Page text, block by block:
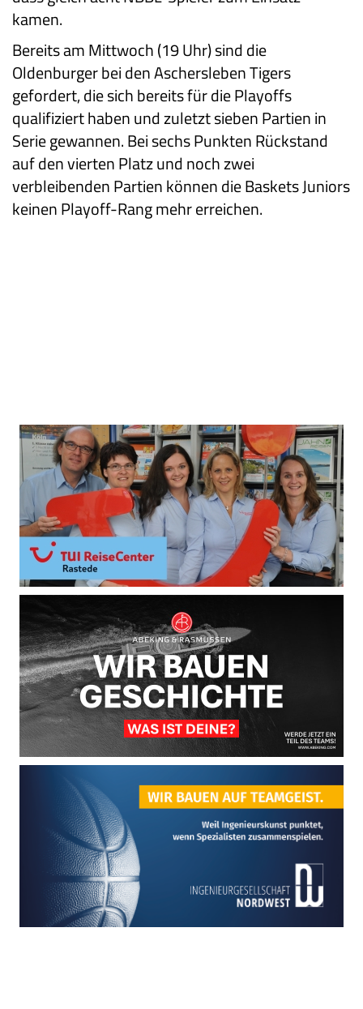
kamen.
Bereits am Mittwoch (19 Uhr) sind die
Oldenburger bei den Aschersleben Tigers
gefordert, die sich bereits für die Playoffs
qualifiziert haben und zuletzt sieben Partien in
Serie gewannen. Bei sechs Punkten Rückstand
auf den vierten Platz und noch zwei
verbleibenden Partien können die Baskets Juniors
keinen Playoff-Rang mehr erreichen.